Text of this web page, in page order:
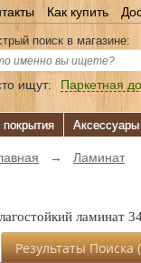
Как купить
поиск в магазине:
ищут: Паркетная
→ Ламинат
ламинат
Результаты Поиска (